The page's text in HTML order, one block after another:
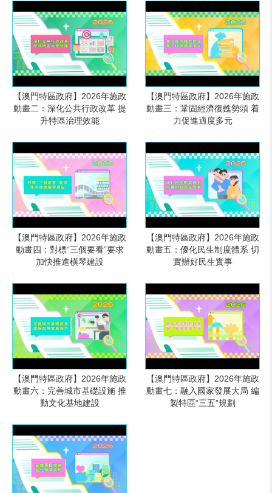
【澳門特區政府】2026年施政
動畫二：深化公共行政改革 提
升特區治理效能
【澳門特區政府】2026年施政
動畫三：鞏固經濟復甦勢頭 着
力促進適度多元
【澳門特區政府】2026年施政
動畫四：對標“三個要看”要求
加快推進橫琴建設
【澳門特區政府】2026年施政
動畫五：優化民生制度體系 切
實辦好民生實事
【澳門特區政府】2026年施政
動畫六：完善城市基礎設施 推
動文化基地建設
【澳門特區政府】2026年施政
動畫七：融入國家發展大局 編
製特區“三五”規劃